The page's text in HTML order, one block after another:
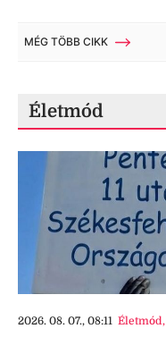
MÉG TÖBB CIKK
Életmód
2026. 08. 07., 08:11 Életmód,